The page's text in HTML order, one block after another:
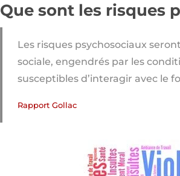
Que sont les risques
Les risques psychosociaux
sociale, engendrés par les
susceptibles d’interagir avec le
Rapport Gollac